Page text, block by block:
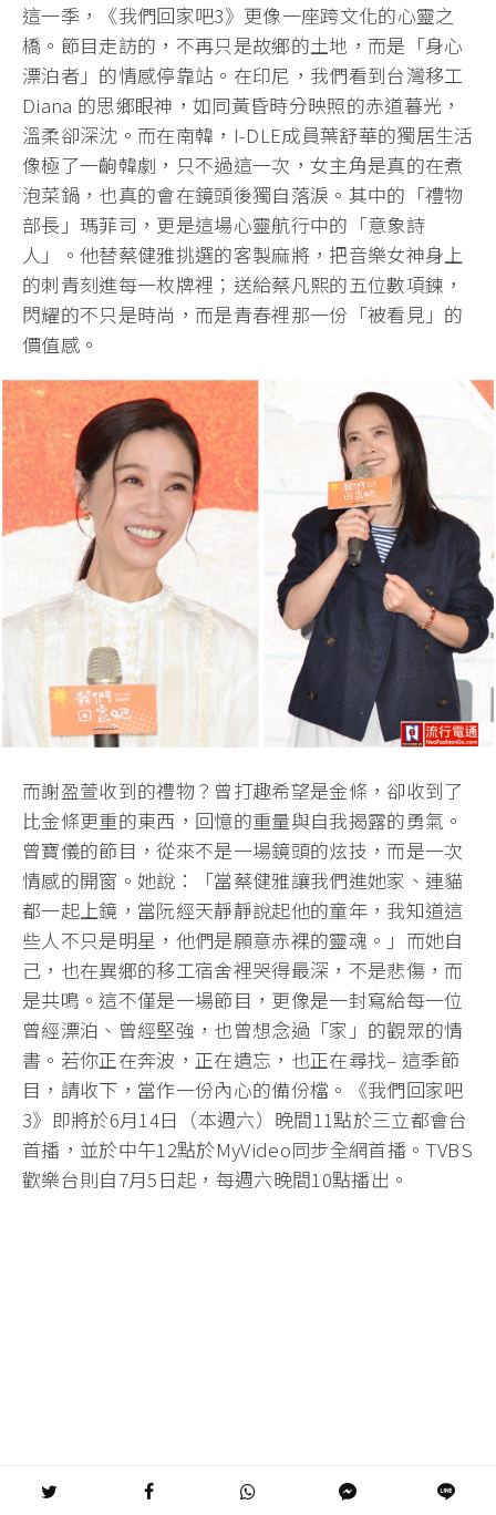
這一季，《我們回家吧3》更像一座跨文化的心靈之
橋。節目走訪的，不再只是故鄉的土地，而是「身心
漂泊者」的情感停靠站。在印尼，我們看到台灣移工
Diana 的思鄉眼神，如同黃昏時分映照的赤道暮光，
溫柔卻深沈。而在南韓，I-DLE成員葉舒華的獨居生活
像極了一齣韓劇，只不過這一次，女主角是真的在煮
泡菜鍋，也真的會在鏡頭後獨自落淚。其中的「禮物
部長」瑪菲司，更是這場心靈航行中的「意象詩
人」。他替蔡健雅挑選的客製麻將，把音樂女神身上
的刺青刻進每一枚牌裡；送給蔡凡熙的五位數項鍊，
閃耀的不只是時尚，而是青春裡那一份「被看見」的
價值感。
而謝盈萱收到的禮物？曾打趣希望是金條，卻收到了
比金條更重的東西，回憶的重量與自我揭露的勇氣。
曾寶儀的節目，從來不是一場鏡頭的炫技，而是一次
情感的開窗。她說：「當蔡健雅讓我們進她家、連貓
都一起上鏡，當阮經天靜靜說起他的童年，我知道這
些人不只是明星，他們是願意赤裸的靈魂。」而她自
己，也在異鄉的移工宿舍裡哭得最深，不是悲傷，而
是共鳴。這不僅是一場節目，更像是一封寫給每一位
曾經漂泊、曾經堅強，也曾想念過「家」的觀眾的情
書。若你正在奔波，正在遺忘，也正在尋找– 這季節
目，請收下，當作一份內心的備份檔。《我們回家吧
3》即將於6月14日（本週六）晚間11點於三立都會台
首播，並於中午12點於MyVideo同步全網首播。TVBS
歡樂台則自7月5日起，每週六晚間10點播出。